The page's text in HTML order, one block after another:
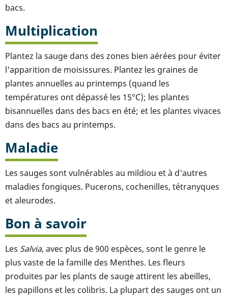
bacs.
Multiplication
Plantez la sauge dans des zones bien aérées pour éviter
l'apparition de moisissures. Plantez les graines de
plantes annuelles au printemps (quand les
températures ont dépassé les 15°C); les plantes
bisannuelles dans des bacs en été; et les plantes vivaces
dans des bacs au printemps.
Maladie
Les sauges sont vulnérables au mildiou et à d'autres
maladies fongiques. Pucerons, cochenilles, tétranyques
et aleurodes.
Bon à savoir
Les Salvia, avec plus de 900 espèces, sont le genre le
plus vaste de la famille des Menthes. Les fleurs
produites par les plants de sauge attirent les abeilles,
les papillons et les colibris. La plupart des sauges ont un